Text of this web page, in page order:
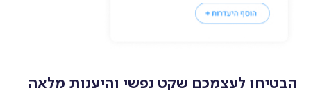
הבטיחו לעצמכם שקט נפשי והיענות מלאה